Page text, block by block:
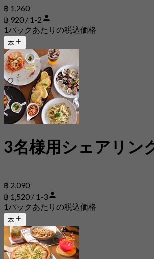
฿ 1,260
฿ 920 / 1-2
1パックあたりの税込価格
本
3名様用シェアリン
฿ 2,090
฿ 1,520 / 1-3
1パックあたりの税込価格
本